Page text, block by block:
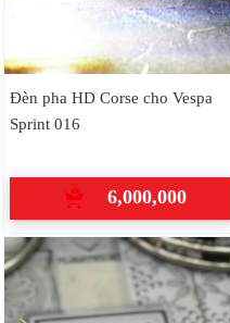
Đèn pha HD Corse cho Vespa
Sprint 016
6,000,000